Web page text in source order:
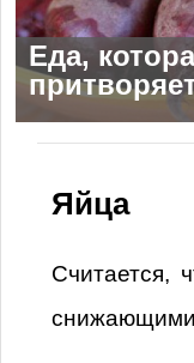
Еда,
Яйца
Считается,
снижающими